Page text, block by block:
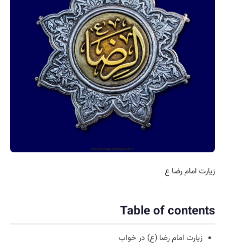
زیارت امام رضا ع
Table of contents
زیارت امام رضا (ع) در خواب